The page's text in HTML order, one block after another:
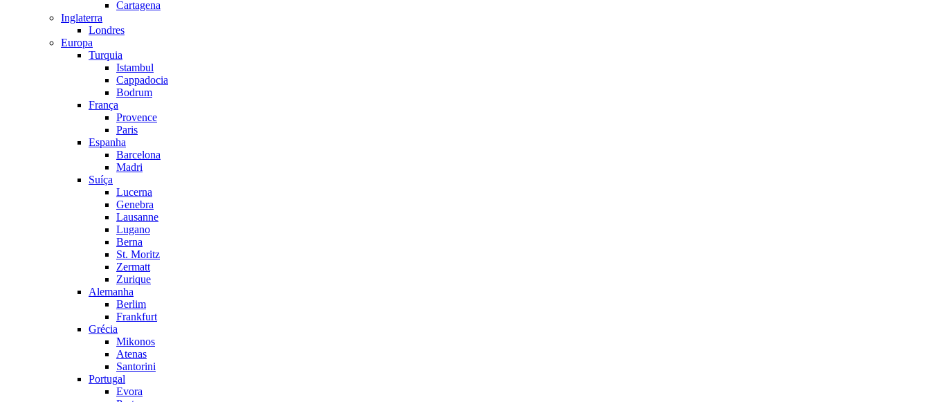
Cartagena
Inglaterra
Londres
Europa
Turquia
Istambul
Cappadocia
Bodrum
França
Provence
Paris
Espanha
Barcelona
Madri
Suíça
Lucerna
Genebra
Lausanne
Lugano
Berna
St. Moritz
Zermatt
Zurique
Alemanha
Berlim
Frankfurt
Grécia
Mikonos
Atenas
Santorini
Portugal
Evora